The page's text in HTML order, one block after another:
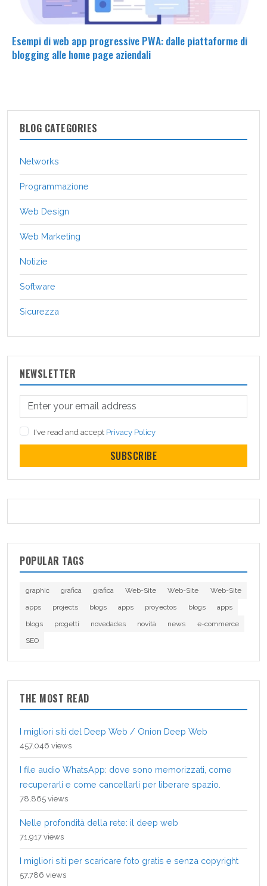
Esempi di web app progressive PWA: dalle piattaforme di
blogging alle home page aziendali
BLOG CATEGORIES
Networks
Programmazione
Web Design
Web Marketing
Notizie
Software
Sicurezza
NEWSLETTER
I've read and accept Privacy Policy
SUBSCRIBE
POPULAR TAGS
graphic grafica grafica Web-Site Web-Site
Web-Site
apps
projects blogs apps proyectos blogs
apps
blogs
progetti novedades novità news
e-commerce
SEO
THE MOST READ
I migliori siti del Deep Web / Onion Deep Web
457,046 views
I file audio WhatsApp: dove sono memorizzati, come
recuperarli e come cancellarli per liberare spazio.
78,865 views
Nelle profondità della rete: il deep web
71,917 views
I migliori siti per scaricare foto gratis e senza copyright
57,786 views